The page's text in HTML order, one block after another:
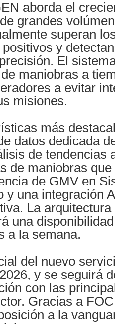
aborda el
grandes
superan
y
El
maniobras a
a evitar
misiones.
más
datos dedicada
de tendencias
de maniobras
de GMV en
y una integración
La
una
a la semana.
del nuevo
y se seguirá
con las
Gracias a
a la